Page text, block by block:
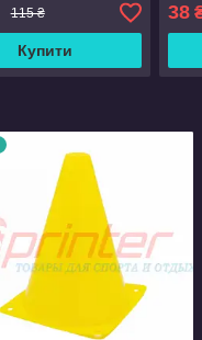
115 ₴
Купити
38